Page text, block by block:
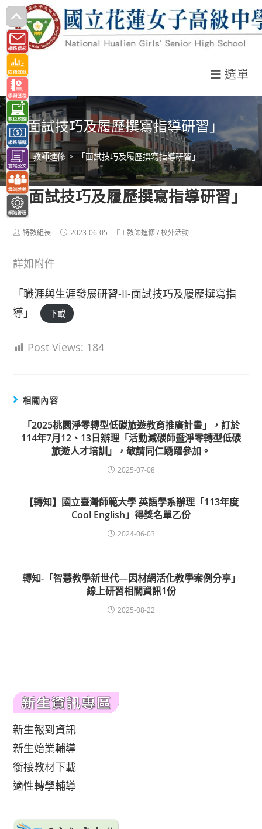
跳
轉
至
主
要
內
容
選單
「面試技巧及履歷撰寫指導研習」
> 教師進修 > 「面試技巧及履歷撰寫指導研習」
「面試技巧及履歷撰寫指導研習」
Post特教組長
Post2023-06-05
Post教師進修 / 校外活動
詳如附件
「職涯與生涯發展研習-II-面試技巧及履歷撰寫指
導」
下載
Post Views: 184
相關內容
「2025桃園淨零轉型低碳旅遊教育推廣計畫」，訂於
114年7月12、13日辦理「活動減碳師暨淨零轉型低碳
旅遊人才培訓」，敬請同仁踴躍參加。
2025-07-08
【轉知】國立臺灣師範大學 英語學系辦理「113年度
Cool English」得獎名單乙份
2024-06-03
轉知-「智慧教學新世代—因材網活化教學案例分享」
線上研習相關資訊1份
2025-08-22
新生報到資訊
新生始業輔導
銜接教材下載
適性轉學輔導